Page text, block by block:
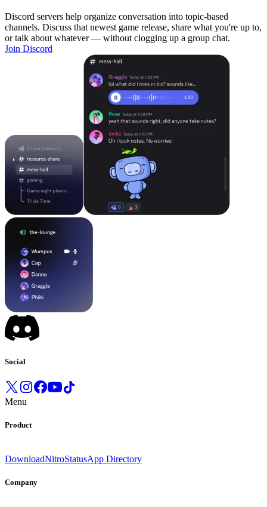
Discord servers help organize conversation into topic-based
channels. Discuss that newest game release, share what you're up to,
or talk about whatever — without clogging up a group chat.
Join Discord
Social
Menu
Product
DownloadNitroStatusApp Directory
Company